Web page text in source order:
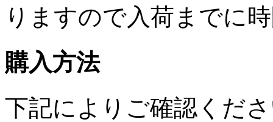
りますので入荷までに
購入方法
下記によりご確認くだ